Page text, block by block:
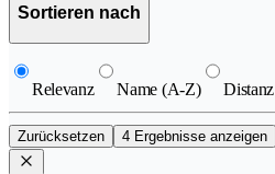
Sortieren nach
Relevanz Name (A-Z) Distanz
Zurücksetzen 4 Ergebnisse anzeigen